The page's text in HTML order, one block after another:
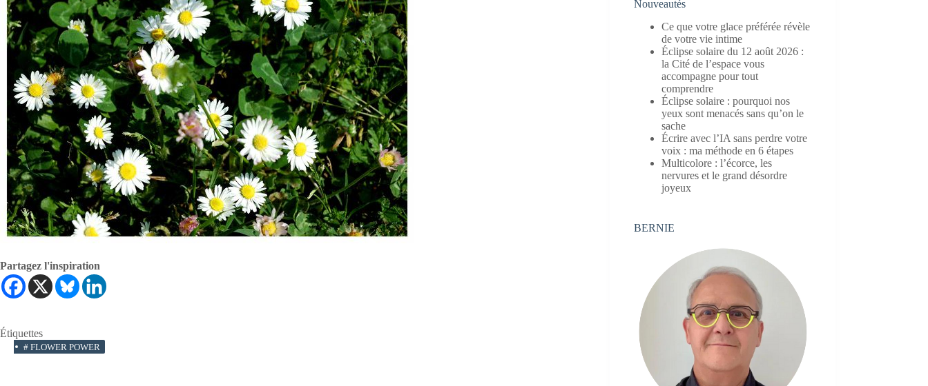
Partagez l'inspiration
Étiquettes
# FLOWER POWER
Nouveautés
Ce que votre glace préférée révèle
de votre vie intime
Éclipse solaire du 12 août 2026 :
la Cité de l’espace vous
accompagne pour tout
comprendre
Éclipse solaire : pourquoi nos
yeux sont menacés sans qu’on le
sache
Écrire avec l’IA sans perdre votre
voix : ma méthode en 6 étapes
Multicolore : l’écorce, les
nervures et le grand désordre
joyeux
BERNIE